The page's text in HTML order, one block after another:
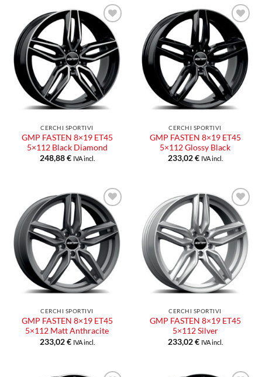
Aggiungi
alla lista
dei
desideri
CERCHI SPORTIVI
GMP FASTEN 8×19 ET45
5×112 Black Diamond
248,88€ IVA incl.
Aggiungi
alla lista
dei
desideri
CERCHI SPORTIVI
GMP FASTEN 8×19 ET45
5×112 Glossy Black
233,02€ IVA incl.
Aggiungi
alla lista
dei
desideri
CERCHI SPORTIVI
GMP FASTEN 8×19 ET45
5×112 Matt Anthracite
233,02€ IVA incl.
Aggiungi
alla lista
dei
desideri
CERCHI SPORTIVI
GMP FASTEN 8×19 ET45
5×112 Silver
233,02€ IVA incl.